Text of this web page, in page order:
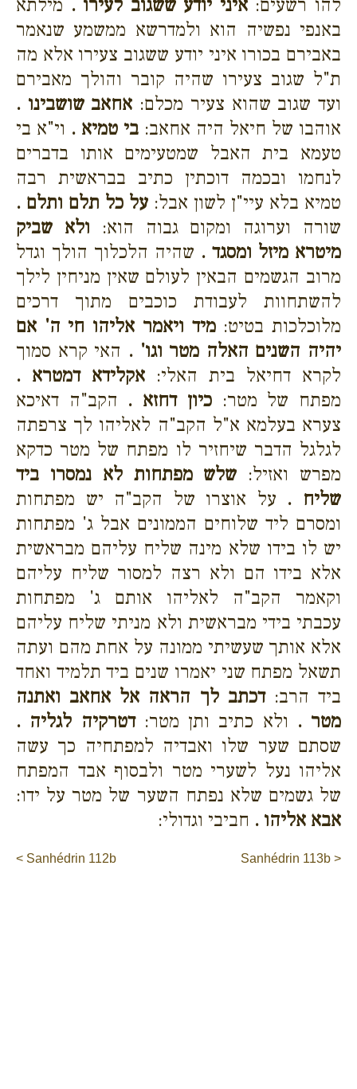
להו רשעים:איני יודע ששגוב לעירו . מילתא
באנפי נפשיה הוא ולמדרשא ממשמע שנאמר
באבירם בכורו איני יודע ששגוב צעירו אלא מה
ת"ל שגוב צעירו שהיה קובר והולך מאבירם
ועד שגוב שהוא צעיר מכלם: אחאב שושבינו .
אוהבו של חיאל היה אחאב: בי טמיא . וי"א בי
טעמא בית האבל שמטעימים אותו בדברים
לנחמו ובכמה דוכתין כתיב בבראשית רבה
טמיא בלא עיי"ן לשון אבל: על כל תלם ותלם .
שורה וערוגה ומקום גבוה הוא: ולא שביק
מיטרא מיזל ומסגד . שהיה הלכלוך הולך וגדל
מרוב הגשמים הבאין לעולם שאין מניחין לילך
להשתחוות לעבודת כוכבים מתוך דרכים
מלוכלכות בטיט:מיד ויאמר אליהו חי ה' אם
יהיה השנים האלה מטר וגו' . האי קרא סמוך
לקרא דחיאל בית האלי: אקלידא דמטרא .
מפתח של מטר:כיון דחזא . הקב"ה דאיכא
צערא בעלמא א"ל הקב"ה לאליהו לך צרפתה
לגלגל הדבר שיחזיר לו מפתח של מטר כדקא
מפרש ואזיל: שלש מפתחות לא נמסרו ביד
שליח . על אוצרו של הקב"ה יש מפתחות
ומסרם ליד שלוחים הממונים אבל ג' מפתחות
יש לו בידו שלא מינה שליח עליהם מבראשית
אלא בידו הם ולא רצה למסור שליח עליהם
וקאמר הקב"ה לאליהו אותם ג' מפתחות
עכבתי בידי מבראשית ולא מניתי שליח עליהם
אלא אותך שעשיתי ממונה על אחת מהם ועתה
תשאל מפתח שני יאמרו שנים ביד תלמיד ואחד
ביד הרב:דכתב לך הראה אל אחאב ואתנה
מטר . ולא כתיב ותן מטר:דטרקיה לגליה .
שסתם שער שלו ואבדיה למפתחיה כך עשה
אליהו נעל לשערי מטר ולבסוף אבד המפתח
של גשמים שלא נפתח השער של מטר על ידו:
אבא אליהו . חביבי וגדולי:
< Sanhédrin 112b Sanhédrin 113b >